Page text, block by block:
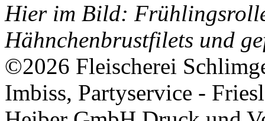
Hier im Bild:
Hähnchenbrustfilets und
©2026 Fleischerei
Imbiss, Partyservice -